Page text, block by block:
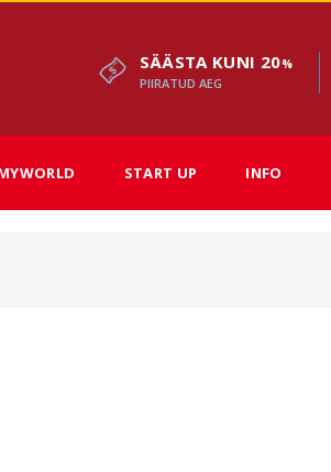
SÄÄSTA KUNI 20%
PIIRATUD AEG
START UP INFO